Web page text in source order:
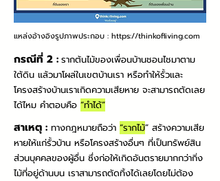
แหล่งอ้างอิงรูปภาพประกอบ : https://thinkofliving.com
กรณีที่ 2 : รากต้นไม้ของเพื่อนบ้านชอนไชมาตาม
ใต้ดิน แล้วมาโผล่ในเขตบ้านเรา หรือทำให้รั้วและ
โครงสร้างบ้านเราเกิดความเสียหาย จะสามารถตัดเลย
ได้ไหม คำตอบคือ “ทำได้”
สาเหตุ : ทางกฎหมายถือว่า “รากไม้” สร้างความเสีย
หายให้แก่รั้วบ้าน หรือโครงสร้างอื่นๆ ที่เป็นทรัพย์สิน
ส่วนบุคคลของผู้อื่น ซึ่งก่อให้เกิดอันตรายมากกว่ากิ่ง
ไม้ที่อยู่ด้านบน เราสามารถตัดทิ้งได้เลยโดยไม่ต้อง